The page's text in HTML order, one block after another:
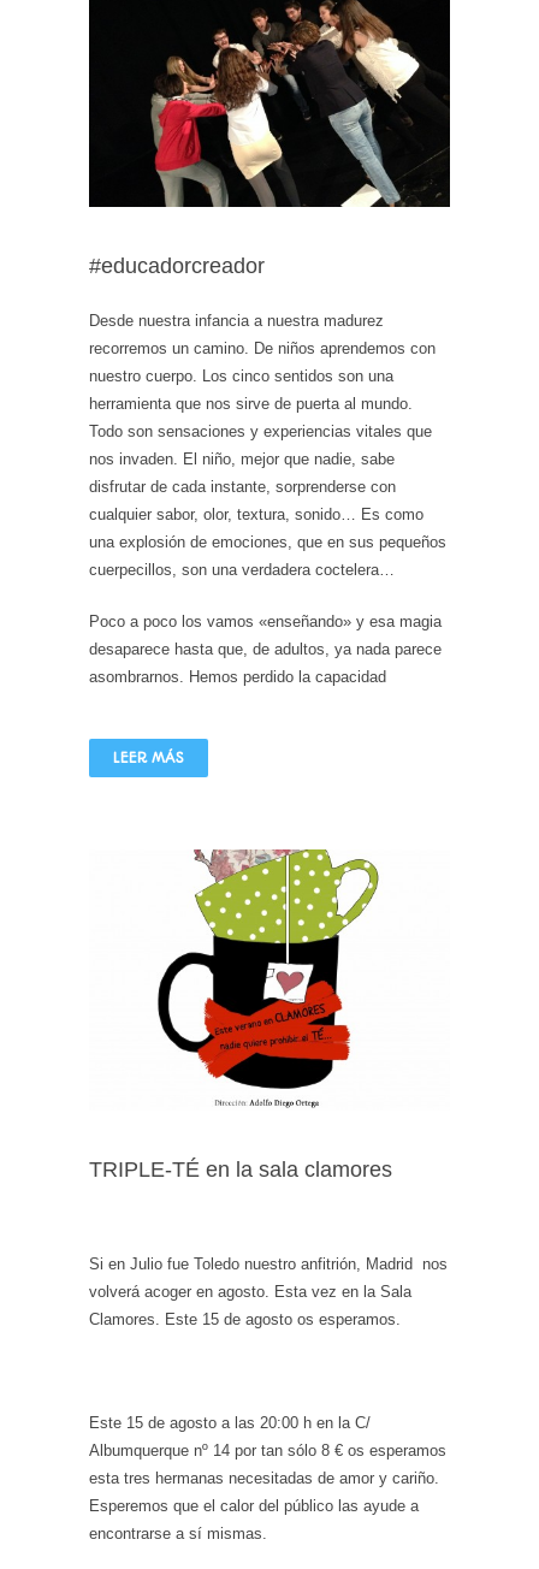
#educadorcreador
Desde nuestra infancia a nuestra madurez
recorremos un camino. De niños aprendemos con
nuestro cuerpo. Los cinco sentidos son una
herramienta que nos sirve de puerta al mundo.
Todo son sensaciones y experiencias vitales que
nos invaden. El niño, mejor que nadie, sabe
disfrutar de cada instante, sorprenderse con
cualquier sabor, olor, textura, sonido… Es como
una explosión de emociones, que en sus pequeños
cuerpecillos, son una verdadera coctelera…
Poco a poco los vamos «enseñando» y esa magia
desaparece hasta que, de adultos, ya nada parece
asombrarnos. Hemos perdido la capacidad
LEER MÁS
TRIPLE-TÉ en la sala clamores
Si en Julio fue Toledo nuestro anfitrión, Madrid nos
volverá acoger en agosto. Esta vez en la Sala
Clamores. Este 15 de agosto os esperamos.
Este 15 de agosto a las 20:00 h en la C/
Albumquerque nº 14 por tan sólo 8 € os esperamos
esta tres hermanas necesitadas de amor y cariño.
Esperemos que el calor del público las ayude a
encontrarse a sí mismas.